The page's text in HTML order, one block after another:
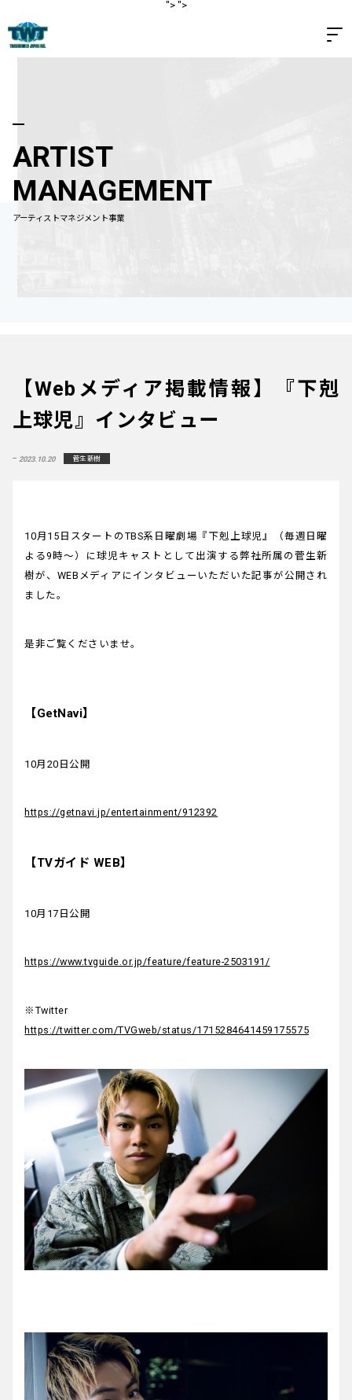
"> ">
ARTIST
MANAGEMENT
アーティストマネジメント事業
【Webメディア掲載情報】『下剋
上球児』インタビュー
2023.10.20 菅生 新樹
10月15日スタートのTBS系日曜劇場『下剋上球児』（毎週日曜
よる9時～）に球児キャストとして出演する弊社所属の菅生新
樹が、WEBメディアにインタビューいただいた記事が公開され
ました。
是非ご覧くださいませ。
【GetNavi】
10月20日公開
https://getnavi.jp/entertainment/912392
【TVガイド WEB】
10月17日公開
https://www.tvguide.or.jp/feature/feature-2503191/
※Twitter
https://twitter.com/TVGweb/status/1715284641459175575